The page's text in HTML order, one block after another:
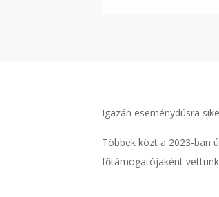
Igazán eseménydúsra
Többek közt a 2023-ban
főtámogatójaként